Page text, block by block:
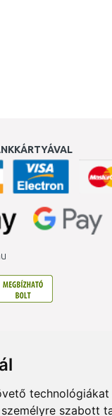
szabott